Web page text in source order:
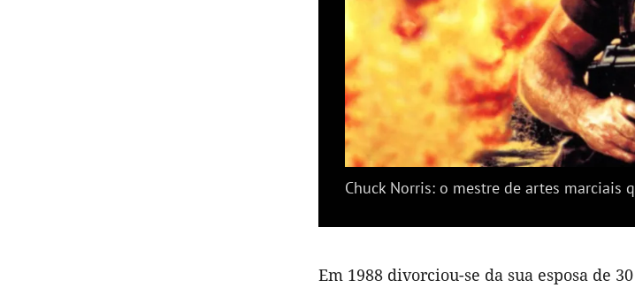
Chuck Norris: o mestre de artes marciais
Em 1988 divorciou-se da sua esposa de